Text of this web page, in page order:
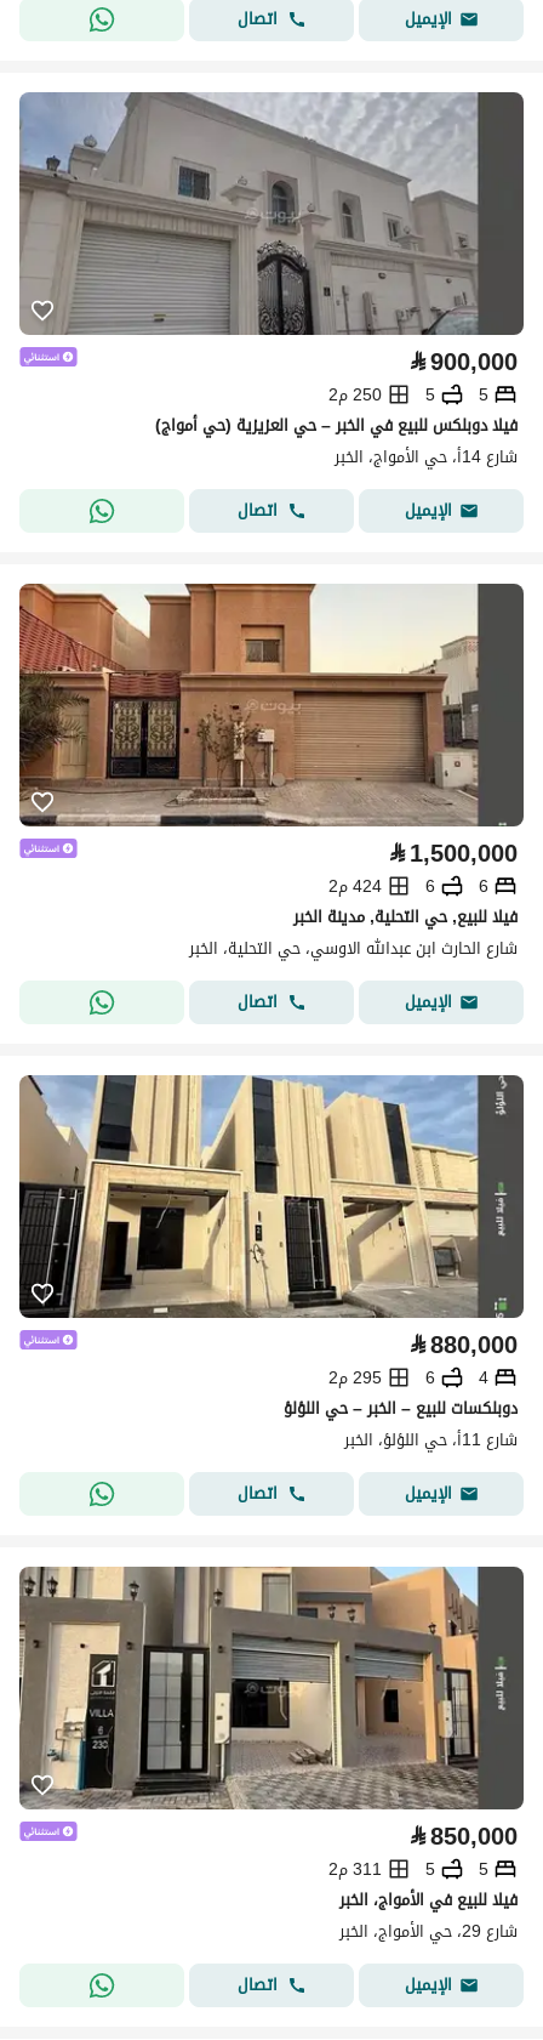
الإيميل اتصال
⃁900,000
5
5
250 م2
فيلا دوبلكس للبيع في الخبر – حي العزيزية (حي أمواج)
شارع 14أ، حي الأمواج، الخبر
الإيميل
اتصال
⃁1,500,000
6
6
424 م2
فيلا للبيع, حي التحلية, مدينة الخبر
شارع الحارث ابن عبدالله الاوسي، حي التحلية، الخبر
الإيميل
اتصال
⃁880,000
4
6
295 م2
دوبلكسات للبيع – الخبر – حي اللؤلؤ
شارع 11أ، حي اللؤلؤ، الخبر
الإيميل
اتصال
⃁850,000
5
5
311 م2
فيلا للبيع في الأمواج، الخبر
شارع 29، حي الأمواج، الخبر
الإيميل
اتصال